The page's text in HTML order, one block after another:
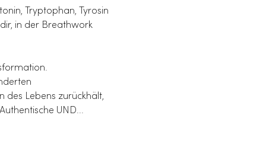
Tryptophan, Tyrosin
in der Breathwork
des Lebens zurückhält,
UND...